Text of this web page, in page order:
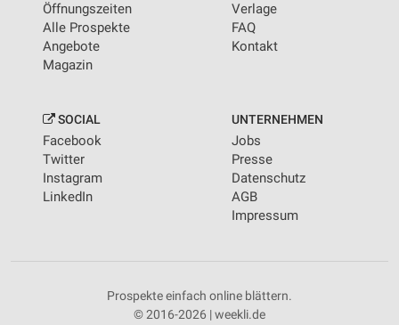
Öffnungszeiten
Alle Prospekte
Angebote
Magazin
Verlage
FAQ
Kontakt
SOCIAL
Facebook
Twitter
Instagram
LinkedIn
UNTERNEHMEN
Jobs
Presse
Datenschutz
AGB
Impressum
Prospekte einfach online blättern.
© 2016-2026 | weekli.de